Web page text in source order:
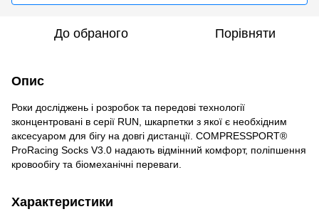
До обраного Порівняти
Опис
Роки досліджень і розробок та передові технології
зконцентровані в серії RUN, шкарпетки з якої є необхідним
аксесуаром для бігу на довгі дистанції. COMPRESSPORT®
ProRacing Socks V3.0 надають відмінний комфорт, поліпшення
кровообігу та біомеханічні переваги.
Характеристики